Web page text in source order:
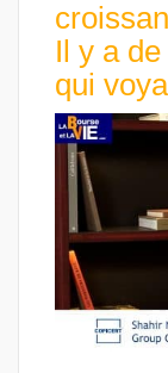
Il y a
qui